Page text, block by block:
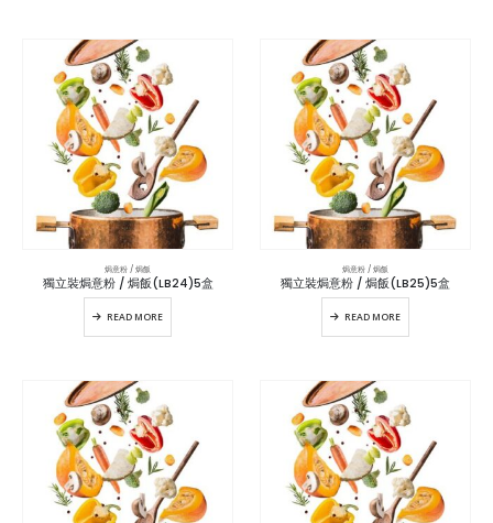
焗意粉 / 焗飯
獨立裝焗意粉 / 焗飯(LB24)5盒
READ MORE
焗意粉 / 焗飯
獨立裝焗意粉 / 焗飯(LB25)5盒
READ MORE